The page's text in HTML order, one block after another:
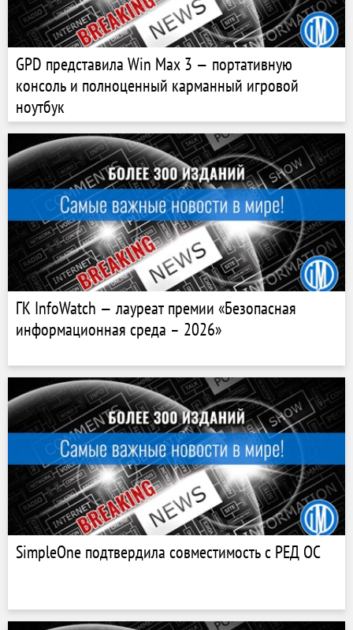
GPD представила Win Max 3 — портативную
консоль и полноценный карманный игровой
ноутбук
ГК InfoWatch — лауреат премии «Безопасная
информационная среда – 2026»
SimpleOne подтвердила совместимость с РЕД ОС